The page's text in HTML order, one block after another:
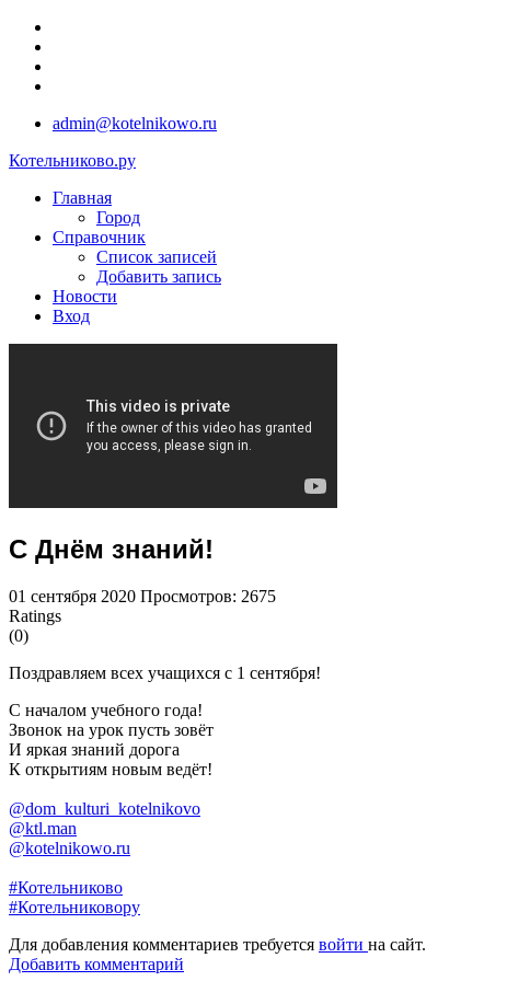
admin@kotelnikowo.ru
Котельниково.ру
Главная
Город
Справочник
Список записей
Добавить запись
Новости
Вход
С Днём знаний!
01 сентября 2020 Просмотров: 2675
Ratings
(0)
Поздравляем всех учащихся с 1 сентября!
С началом учебного года!
Звонок на урок пусть зовёт
И яркая знаний дорога
К открытиям новым ведёт!
@dom_kulturi_kotelnikovo
@ktl.man
@kotelnikowo.ru
#Котельниково
#Котельниковору
Для добавления комментариев требуется войти на сайт.
Добавить комментарий